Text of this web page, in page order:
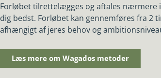
Forløbet tilrettelægges og aftales nærmere
dig bedst. Forløbet kan gennemføres fra 2
afhængigt af jeres behov og
Læs mere om Wagados metoder